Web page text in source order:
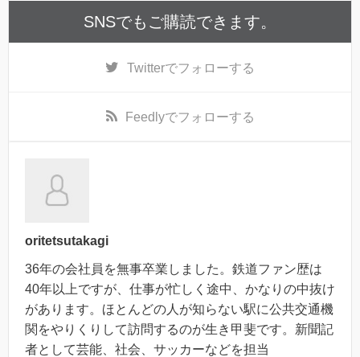
SNSでもご購読できます。
Twitterでフォローする
Feedlyでフォローする
oritetsutakagi
36年の会社員を無事卒業しました。鉄道ファン歴は
40年以上ですが、仕事が忙しく途中、かなりの中抜け
があります。ほとんどの人が知らない駅に公共交通機
関をやりくりして訪問するのが生き甲斐です。新聞記
者として芸能、社会、サッカーなどを担当